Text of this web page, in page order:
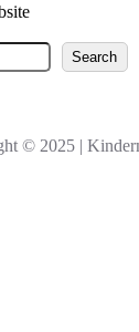
Z
o
e
Search
© 2025 |